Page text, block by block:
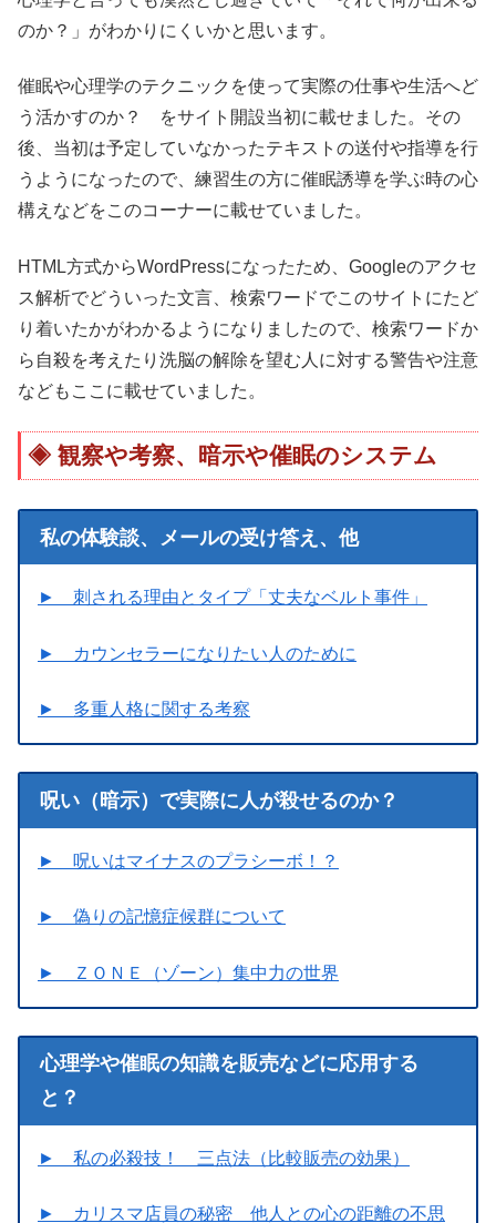
のか？」がわかりにくいかと思います。
催眠や心理学のテクニックを使って実際の仕事や生活へど
う活かすのか？ をサイト開設当初に載せました。その
後、当初は予定していなかったテキストの送付や指導を行
うようになったので、練習生の方に催眠誘導を学ぶ時の心
構えなどをこのコーナーに載せていました。
HTML方式からWordPressになったため、Googleのアクセ
ス解析でどういった文言、検索ワードでこのサイトにたど
り着いたかがわかるようになりましたので、検索ワードか
ら自殺を考えたり洗脳の解除を望む人に対する警告や注意
などもここに載せていました。
観察や考察、暗示や催眠のシステム
私の体験談、メールの受け答え、他
► 刺される理由とタイプ「丈夫なベルト事件」
► カウンセラーになりたい人のために
► 多重人格に関する考察
呪い（暗示）で実際に人が殺せるのか？
► 呪いはマイナスのプラシーボ！？
► 偽りの記憶症候群について
► ＺＯＮＥ（ゾーン）集中力の世界
心理学や催眠の知識を販売などに応用する
と？
► 私の必殺技！ 三点法（比較販売の効果）
► カリスマ店員の秘密 他人との心の距離の不思